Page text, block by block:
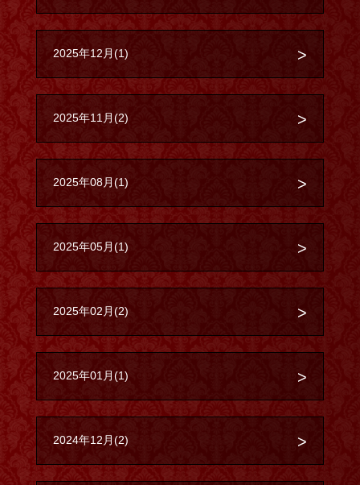
2025年12月(1)
2025年11月(2)
2025年08月(1)
2025年05月(1)
2025年02月(2)
2025年01月(1)
2024年12月(2)